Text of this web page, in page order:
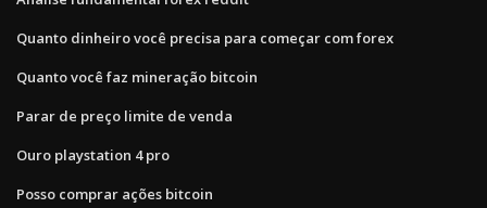
Quanto dinheiro você precisa para começar com forex
Quanto você faz mineração bitcoin
Parar de preço limite de venda
Ouro playstation 4 pro
Posso comprar ações bitcoin